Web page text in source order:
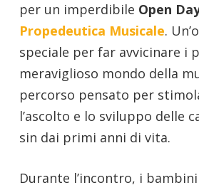
per un imperdibile Open
Propedeutica Musicale.
speciale per far avvicinare i
meraviglioso mondo della
percorso pensato per
l’ascolto e lo sviluppo delle
sin dai primi anni di vita.
Durante l’incontro, i